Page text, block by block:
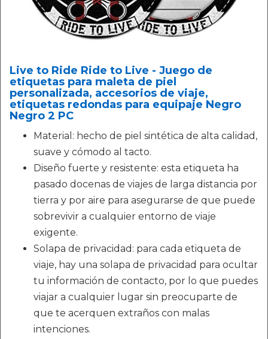
Live to Ride Ride to Live - Juego de
etiquetas para maleta de piel
personalizada, accesorios de viaje,
etiquetas redondas para equipaje Negro
Negro 2 PC
Material: hecho de piel sintética de alta calidad,
suave y cómodo al tacto.
Diseño fuerte y resistente: esta etiqueta ha
pasado docenas de viajes de larga distancia por
tierra y por aire para asegurarse de que puede
sobrevivir a cualquier entorno de viaje
exigente.
Solapa de privacidad: para cada etiqueta de
viaje, hay una solapa de privacidad para ocultar
tu información de contacto, por lo que puedes
viajar a cualquier lugar sin preocuparte de
que te acerquen extraños con malas
intenciones.